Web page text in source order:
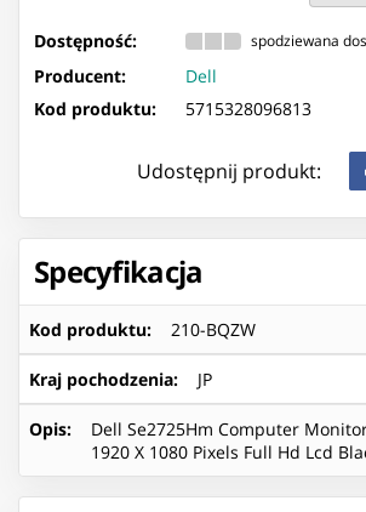
Dostępność: spodziewana
Producent:
Dell
Kod produktu:
5715328096813
Udostępnij produkt:
Specyfikacja
Kod produktu: 210-BQZW
Kraj pochodzenia: JP
Opis:
Dell Se2725Hm Computer
1920 X 1080 Pixels Full Hd Lcd